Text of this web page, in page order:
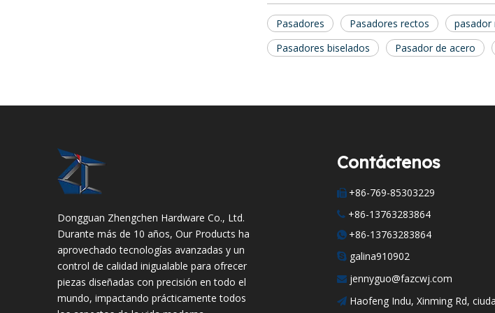
Pasadores Pasadores rectos pasador
Pasadores biselados
Pasador de acero
Dongguan Zhengchen Hardware Co., Ltd.
Durante más de 10 años, Our Products ha
aprovechado tecnologías avanzadas y un
control de calidad inigualable para ofrecer
piezas diseñadas con precisión en todo el
mundo, impactando prácticamente todos
Contáctenos
 +86-769-85303229
 +86-13763283864
 +86-13763283864
 galina910902
 jennyguo@fazcwj.com
 Haofeng Indu, Xinming Rd,